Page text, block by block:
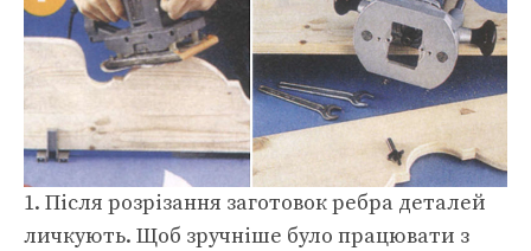
1. Після розрізання заготовок ребра деталей
личкують. Щоб зручніше було працювати з